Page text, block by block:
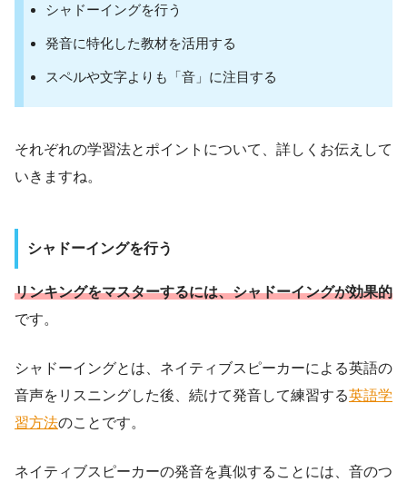
fish or
「フィッシュ オア」→「フィッショア」
シャドーイングを行う
発音に特化した教材を活用する
スペルや文字よりも「音」に注目する
それぞれの学習法とポイントについて、詳しくお伝えして
いきますね。
シャドーイングを行う
リンキングをマスターするには、シャドーイングが効果的
です。
シャドーイングとは、ネイティブスピーカーによる英語の
音声をリスニングした後、続けて発音して練習する英語学
習方法のことです。
ネイティブスピーカーの発音を真似することには、音のつ